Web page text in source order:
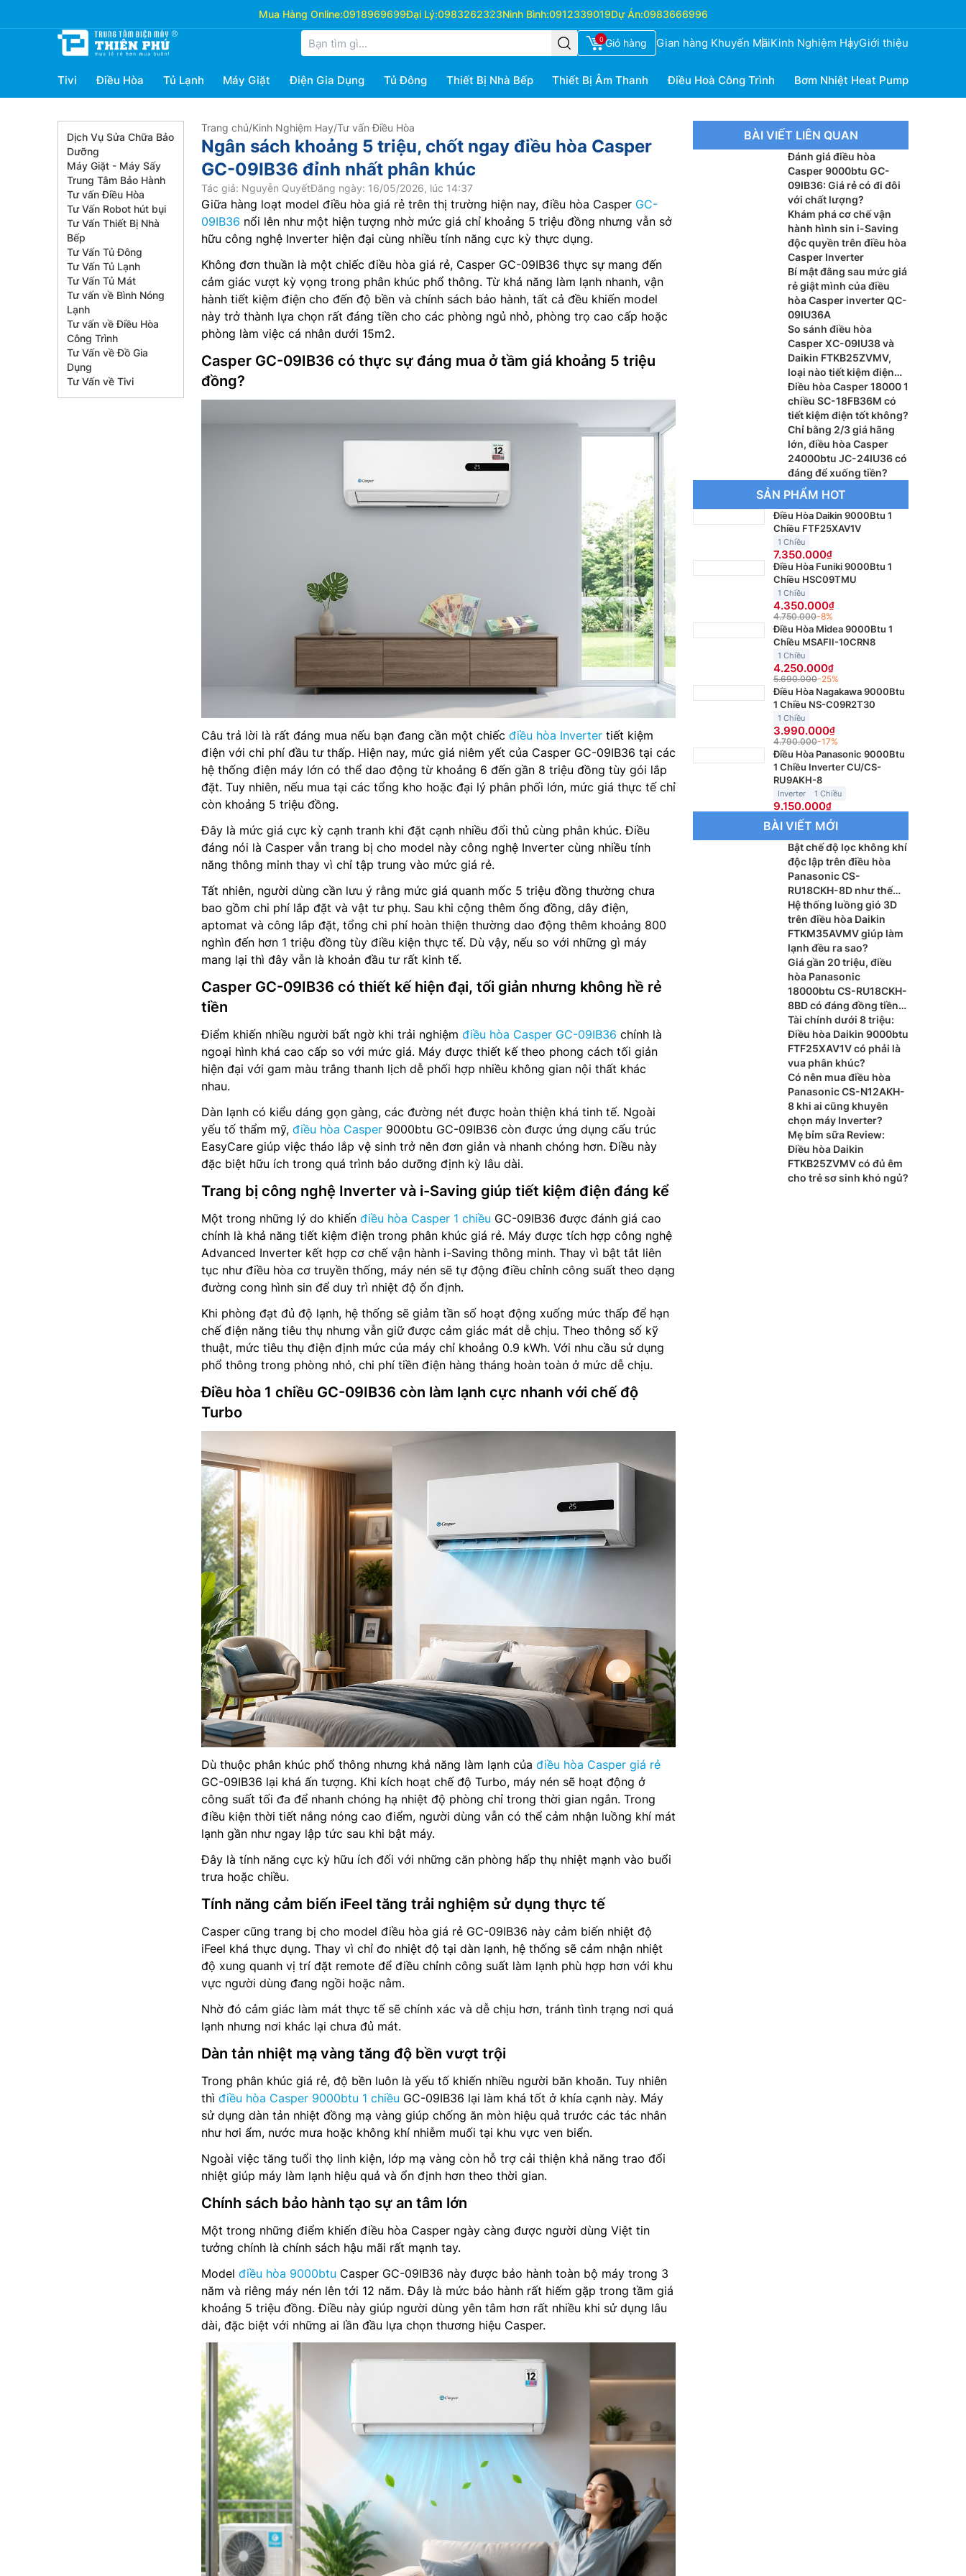
Mua Hàng Online:0918969699Đại Lý:0983262323Ninh Bình:0912339019Dự Án:0983666996
0 Giỏ hàng Gian hàng Khuyến MãiKinh Nghiệm HayGiới thiệu
Tivi Điều Hòa Tủ Lạnh Máy Giặt Điện Gia Dụng Tủ Đông Thiết Bị Nhà Bếp Thiết Bị Âm Thanh Điều Hoà Công Trình Bơm Nhiệt Heat Pump
Dịch Vụ Sửa Chữa Bảo
Dưỡng
Máy Giặt - Máy Sấy
Trung Tâm Bảo Hành
Tư vấn Điều Hòa
Tư Vấn Robot hút bụi
Tư Vấn Thiết Bị Nhà
Bếp
Tư Vấn Tủ Đông
Tư Vấn Tủ Lạnh
Tư Vấn Tủ Mát
Tư vấn về Bình Nóng
Lạnh
Tư vấn về Điều Hòa
Công Trình
Tư Vấn về Đồ Gia
Dụng
Tư Vấn về Tivi
Trang chủ/Kinh Nghiệm Hay/Tư vấn Điều Hòa
Ngân sách khoảng 5 triệu, chốt ngay điều hòa Casper
GC-09IB36 đỉnh nhất phân khúc
Tác giả: Nguyễn QuyếtĐăng ngày: 16/05/2026, lúc 14:37
Giữa hàng loạt model điều hòa giá rẻ trên thị trường hiện nay, điều hòa Casper GC-
09IB36 nổi lên như một hiện tượng nhờ mức giá chỉ khoảng 5 triệu đồng nhưng vẫn sở
hữu công nghệ Inverter hiện đại cùng nhiều tính năng cực kỳ thực dụng.
Không đơn thuần là một chiếc điều hòa giá rẻ, Casper GC-09IB36 thực sự mang đến
cảm giác vượt kỳ vọng trong phân khúc phổ thông. Từ khả năng làm lạnh nhanh, vận
hành tiết kiệm điện cho đến độ bền và chính sách bảo hành, tất cả đều khiến model
này trở thành lựa chọn rất đáng tiền cho các phòng ngủ nhỏ, phòng trọ cao cấp hoặc
phòng làm việc cá nhân dưới 15m2.
Casper GC-09IB36 có thực sự đáng mua ở tầm giá khoảng 5 triệu
đồng?
Câu trả lời là rất đáng mua nếu bạn đang cần một chiếc điều hòa Inverter tiết kiệm
điện với chi phí đầu tư thấp. Hiện nay, mức giá niêm yết của Casper GC-09IB36 tại các
hệ thống điện máy lớn có thể dao động từ khoảng 6 đến gần 8 triệu đồng tùy gói lắp
đặt. Tuy nhiên, nếu mua tại các tổng kho hoặc đại lý phân phối lớn, mức giá thực tế chỉ
còn khoảng 5 triệu đồng.
Đây là mức giá cực kỳ cạnh tranh khi đặt cạnh nhiều đối thủ cùng phân khúc. Điều
đáng nói là Casper vẫn trang bị cho model này công nghệ Inverter cùng nhiều tính
năng thông minh thay vì chỉ tập trung vào mức giá rẻ.
Tất nhiên, người dùng cần lưu ý rằng mức giá quanh mốc 5 triệu đồng thường chưa
bao gồm chi phí lắp đặt và vật tư phụ. Sau khi cộng thêm ống đồng, dây điện,
aptomat và công lắp đặt, tổng chi phí hoàn thiện thường dao động thêm khoảng 800
nghìn đến hơn 1 triệu đồng tùy điều kiện thực tế. Dù vậy, nếu so với những gì máy
mang lại thì đây vẫn là khoản đầu tư rất kinh tế.
Casper GC-09IB36 có thiết kế hiện đại, tối giản nhưng không hề rẻ
tiền
Điểm khiến nhiều người bất ngờ khi trải nghiệm điều hòa Casper GC-09IB36 chính là
ngoại hình khá cao cấp so với mức giá. Máy được thiết kế theo phong cách tối giản
hiện đại với gam màu trắng thanh lịch dễ phối hợp nhiều không gian nội thất khác
nhau.
Dàn lạnh có kiểu dáng gọn gàng, các đường nét được hoàn thiện khá tinh tế. Ngoài
yếu tố thẩm mỹ, điều hòa Casper 9000btu GC-09IB36 còn được ứng dụng cấu trúc
EasyCare giúp việc tháo lắp vệ sinh trở nên đơn giản và nhanh chóng hơn. Điều này
đặc biệt hữu ích trong quá trình bảo dưỡng định kỳ lâu dài.
Trang bị công nghệ Inverter và i-Saving giúp tiết kiệm điện đáng kể
Một trong những lý do khiến điều hòa Casper 1 chiều GC-09IB36 được đánh giá cao
chính là khả năng tiết kiệm điện trong phân khúc giá rẻ. Máy được tích hợp công nghệ
Advanced Inverter kết hợp cơ chế vận hành i-Saving thông minh. Thay vì bật tắt liên
tục như điều hòa cơ truyền thống, máy nén sẽ tự động điều chỉnh công suất theo dạng
đường cong hình sin để duy trì nhiệt độ ổn định.
Khi phòng đạt đủ độ lạnh, hệ thống sẽ giảm tần số hoạt động xuống mức thấp để hạn
chế điện năng tiêu thụ nhưng vẫn giữ được cảm giác mát dễ chịu. Theo thông số kỹ
thuật, mức tiêu thụ điện định mức của máy chỉ khoảng 0.9 kWh. Với nhu cầu sử dụng
phổ thông trong phòng nhỏ, chi phí tiền điện hàng tháng hoàn toàn ở mức dễ chịu.
Điều hòa 1 chiều GC-09IB36 còn làm lạnh cực nhanh với chế độ
Turbo
Dù thuộc phân khúc phổ thông nhưng khả năng làm lạnh của điều hòa Casper giá rẻ
GC-09IB36 lại khá ấn tượng. Khi kích hoạt chế độ Turbo, máy nén sẽ hoạt động ở
công suất tối đa để nhanh chóng hạ nhiệt độ phòng chỉ trong thời gian ngắn. Trong
điều kiện thời tiết nắng nóng cao điểm, người dùng vẫn có thể cảm nhận luồng khí mát
lạnh gần như ngay lập tức sau khi bật máy.
Đây là tính năng cực kỳ hữu ích đối với những căn phòng hấp thụ nhiệt mạnh vào buổi
trưa hoặc chiều.
Tính năng cảm biến iFeel tăng trải nghiệm sử dụng thực tế
Casper cũng trang bị cho model điều hòa giá rẻ GC-09IB36 này cảm biến nhiệt độ
iFeel khá thực dụng. Thay vì chỉ đo nhiệt độ tại dàn lạnh, hệ thống sẽ cảm nhận nhiệt
độ xung quanh vị trí đặt remote để điều chỉnh công suất làm lạnh phù hợp hơn với khu
vực người dùng đang ngồi hoặc nằm.
Nhờ đó cảm giác làm mát thực tế sẽ chính xác và dễ chịu hơn, tránh tình trạng nơi quá
lạnh nhưng nơi khác lại chưa đủ mát.
Dàn tản nhiệt mạ vàng tăng độ bền vượt trội
Trong phân khúc giá rẻ, độ bền luôn là yếu tố khiến nhiều người băn khoăn. Tuy nhiên
thì điều hòa Casper 9000btu 1 chiều GC-09IB36 lại làm khá tốt ở khía cạnh này. Máy
sử dụng dàn tản nhiệt đồng mạ vàng giúp chống ăn mòn hiệu quả trước các tác nhân
như hơi ẩm, nước mưa hoặc không khí nhiễm muối tại khu vực ven biển.
Ngoài việc tăng tuổi thọ linh kiện, lớp mạ vàng còn hỗ trợ cải thiện khả năng trao đổi
nhiệt giúp máy làm lạnh hiệu quả và ổn định hơn theo thời gian.
Chính sách bảo hành tạo sự an tâm lớn
Một trong những điểm khiến điều hòa Casper ngày càng được người dùng Việt tin
tưởng chính là chính sách hậu mãi rất mạnh tay.
Model điều hòa 9000btu Casper GC-09IB36 này được bảo hành toàn bộ máy trong 3
năm và riêng máy nén lên tới 12 năm. Đây là mức bảo hành rất hiếm gặp trong tầm giá
khoảng 5 triệu đồng. Điều này giúp người dùng yên tâm hơn rất nhiều khi sử dụng lâu
dài, đặc biệt với những ai lần đầu lựa chọn thương hiệu Casper.
BÀI VIẾT LIÊN QUAN
Đánh giá điều hòa
Casper 9000btu GC-
09IB36: Giá rẻ có đi đôi
với chất lượng?
Khám phá cơ chế vận
hành hình sin i-Saving
độc quyền trên điều hòa
Casper Inverter
Bí mật đằng sau mức giá
rẻ giật mình của điều
hòa Casper inverter QC-
09IU36A
So sánh điều hòa
Casper XC-09IU38 và
Daikin FTKB25ZVMV,
loại nào tiết kiệm điện
tốt hơn?
Điều hòa Casper 18000 1
chiều SC-18FB36M có
tiết kiệm điện tốt không?
Chỉ bằng 2/3 giá hãng
lớn, điều hòa Casper
24000btu JC-24IU36 có
đáng để xuống tiền?
SẢN PHẨM HOT
Điều Hòa Daikin 9000Btu 1
Chiều FTF25XAV1V
1 Chiều
7.350.000
Điều Hòa Funiki 9000Btu 1
Chiều HSC09TMU
1 Chiều
4.350.000
4.750.000-8%
Điều Hòa Midea 9000Btu 1
Chiều MSAFII-10CRN8
1 Chiều
4.250.000
5.690.000-25%
Điều Hòa Nagakawa 9000Btu
1 Chiều NS-C09R2T30
1 Chiều
3.990.000
4.790.000-17%
Điều Hòa Panasonic 9000Btu
1 Chiều Inverter CU/CS-
RU9AKH-8
Inverter 1 Chiều
9.150.000
BÀI VIẾT MỚI
Bật chế độ lọc không khí
độc lập trên điều hòa
Panasonic CS-
RU18CKH-8D như thế
nào?
Hệ thống luồng gió 3D
trên điều hòa Daikin
FTKM35AVMV giúp làm
lạnh đều ra sao?
Giá gần 20 triệu, điều
hòa Panasonic
18000btu CS-RU18CKH-
8BD có đáng đồng tiền
bát gạo?
Tài chính dưới 8 triệu:
Điều hòa Daikin 9000btu
FTF25XAV1V có phải là
vua phân khúc?
Có nên mua điều hòa
Panasonic CS-N12AKH-
8 khi ai cũng khuyên
chọn máy Inverter?
Mẹ bỉm sữa Review:
Điều hòa Daikin
FTKB25ZVMV có đủ êm
cho trẻ sơ sinh khó ngủ?